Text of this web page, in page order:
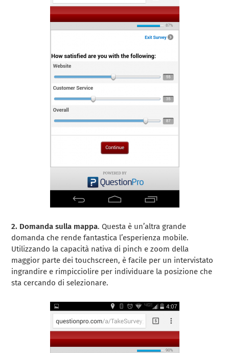
2. Domanda sulla mappa. Questa è un’altra grande
domanda che rende fantastica l’esperienza mobile.
Utilizzando la capacità nativa di pinch e zoom della
maggior parte dei touchscreen, è facile per un intervistato
ingrandire e rimpicciolire per individuare la posizione che
sta cercando di selezionare.